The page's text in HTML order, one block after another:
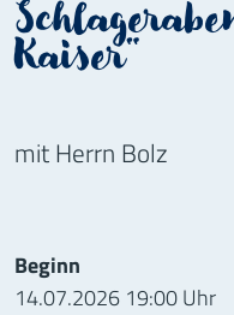
Kaiser"
mit Herrn Bolz
Informationen
Beginn
14.07.2026 19:00 Uhr